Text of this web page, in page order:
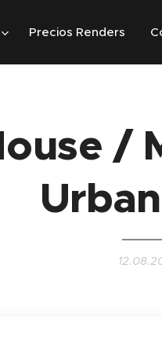
Precios Renders
/